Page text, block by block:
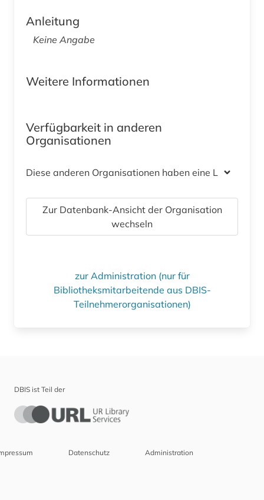
Anleitung
Keine Angabe
Weitere Informationen
Verfügbarkeit in anderen
Organisationen
Diese anderen Organisationen haben eine Lizenz
Zur Datenbank-Ansicht der Organisation
wechseln
zur Administration (nur für
Bibliotheksmitarbeitende aus DBIS-
Teilnehmerorganisationen)
DBIS ist Teil der
Datenschutz Administration